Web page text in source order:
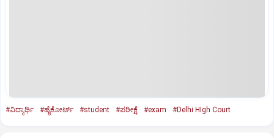
#ವಿದ್ಯಾರ್ಥಿ #ಹೈಕೋರ್ಟ್ #student #ಪರೀಕ್ಷೆ #exam #Delhi HIgh Court